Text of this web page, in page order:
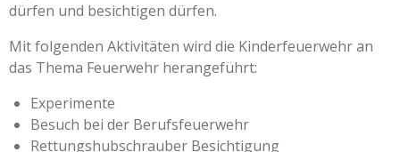
dürfen und besichtigen dürfen.
Mit folgenden Aktivitäten wird die Kinderfeuerwehr an
das Thema Feuerwehr herangeführt:
Experimente
Besuch bei der Berufsfeuerwehr
Rettungshubschrauber Besichtigung